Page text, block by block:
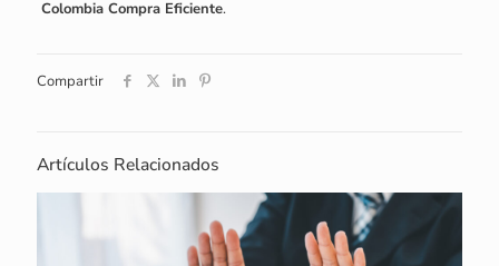
Colombia Compra Eficiente.
Compartir
Artículos Relacionados